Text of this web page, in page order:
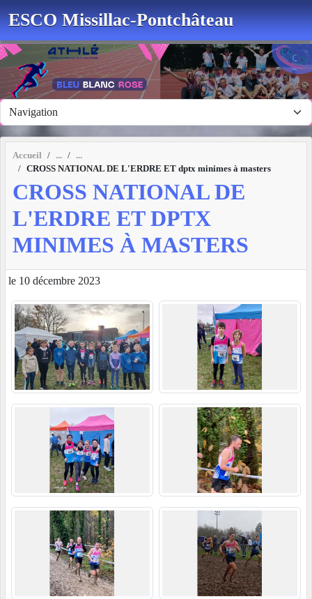
ESCO Missillac-Pontchâteau
Accueil
CROSS NATIONAL DE L'ERDRE ET dptx minimes à masters
CROSS NATIONAL DE
L'ERDRE ET DPTX
MINIMES À MASTERS
le 10 décembre 2023